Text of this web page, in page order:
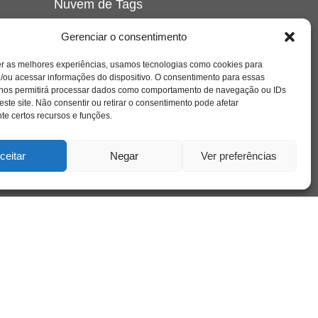
Gerenciar o consentimento
as melhores experiências, usamos tecnologias como cookies para
ou acessar informações do dispositivo. O consentimento para essas
permitirá processar dados como comportamento de navegação ou IDs
site. Não consentir ou retirar o consentimento pode afetar
certos recursos e funções.
Negar Ver preferências
Nuvem de Tags
crianca cuidado cultura depressao
educação família filme
freud infância insight jung liberdade livro
loucura luto maternidade
psicologia relato